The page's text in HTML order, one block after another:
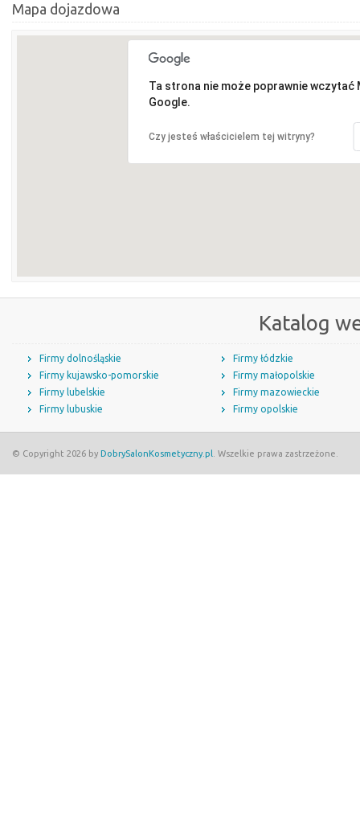
Mapa dojazdowa
Ta strona nie może poprawnie wczytać
Google.
Czy jesteś właścicielem tej witryny?
Katalog
Firmy dolnośląskie
Firmy kujawsko-pomorskie
Firmy lubelskie
Firmy lubuskie
Firmy łódzkie
Firmy małopolskie
Firmy mazowieckie
Firmy opolskie
© Copyright 2026 by DobrySalonKosmetyczny.pl . Wszelkie prawa zastrzeżone.